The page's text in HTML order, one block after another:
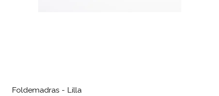
Foldemadras - Lilla